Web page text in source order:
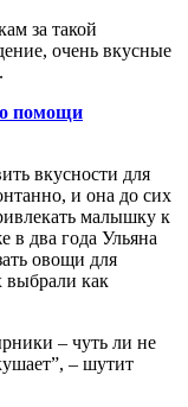
за такой
очень вкусные
о помощи
вкусности для
и она до сих
малышку к
в два года Ульяна
овощи для
выбрали как
– чуть ли не
– шутит